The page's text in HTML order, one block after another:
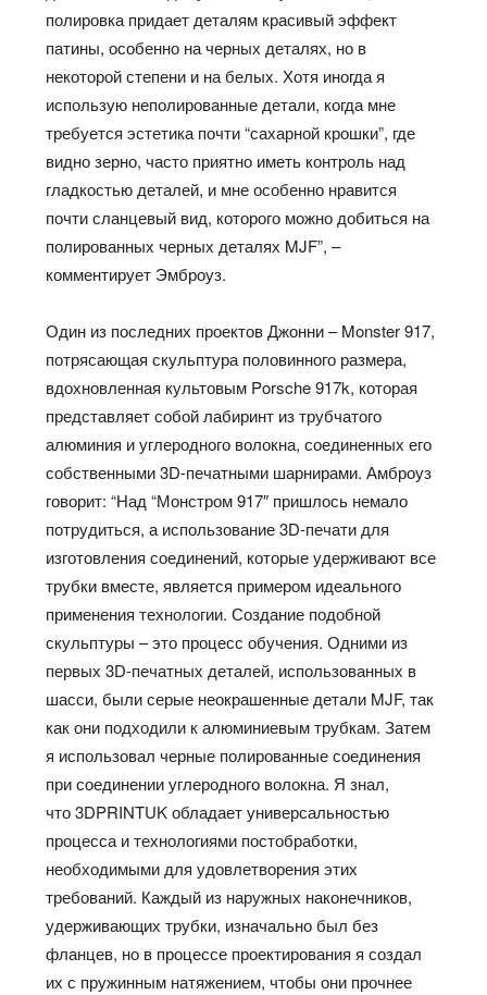
полировка придает деталям красивый эффект
патины, особенно на черных деталях, но в
некоторой степени и на белых. Хотя иногда я
использую неполированные детали, когда мне
требуется эстетика почти “сахарной крошки”, где
видно зерно, часто приятно иметь контроль над
гладкостью деталей, и мне особенно нравится
почти сланцевый вид, которого можно добиться на
полированных черных деталях MJF”, –
комментирует Эмброуз.
Один из последних проектов Джонни – Monster 917,
потрясающая скульптура половинного размера,
вдохновленная культовым Porsche 917k, которая
представляет собой лабиринт из трубчатого
алюминия и углеродного волокна, соединенных его
собственными 3D-печатными шарнирами. Амброуз
говорит: “Над “Монстром 917″ пришлось немало
потрудиться, а использование 3D-печати для
изготовления соединений, которые удерживают все
трубки вместе, является примером идеального
применения технологии. Создание подобной
скульптуры – это процесс обучения. Одними из
первых 3D-печатных деталей, использованных в
шасси, были серые неокрашенные детали MJF, так
как они подходили к алюминиевым трубкам. Затем
я использовал черные полированные соединения
при соединении углеродного волокна. Я знал,
что 3DPRINTUK обладает универсальностью
процесса и технологиями постобработки,
необходимыми для удовлетворения этих
требований. Каждый из наружных наконечников,
удерживающих трубки, изначально был без
фланцев, но в процессе проектирования я создал
их с пружинным натяжением, чтобы они прочнее